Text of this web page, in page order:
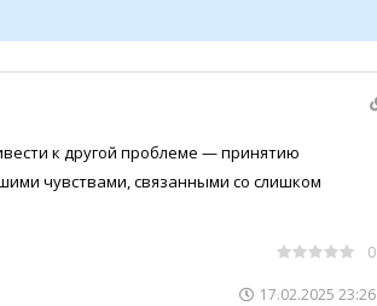
к другой проблеме — принятию
чувствами, связанными со слишком
0
17.02.2025 23:26